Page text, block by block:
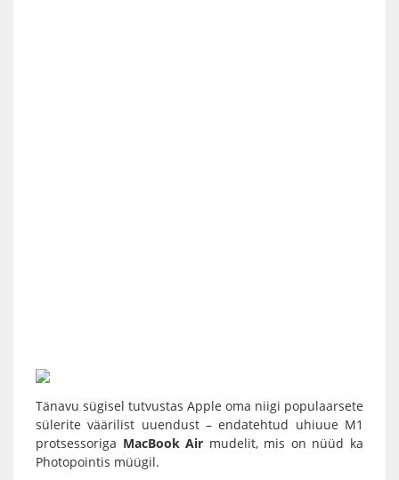
Tänavu sügisel tutvustas Apple oma niigi populaarsete
sülerite väärilist uuendust – endatehtud uhiuue M1
protsessoriga MacBook Air mudelit, mis on nüüd ka
Photopointis müügil.